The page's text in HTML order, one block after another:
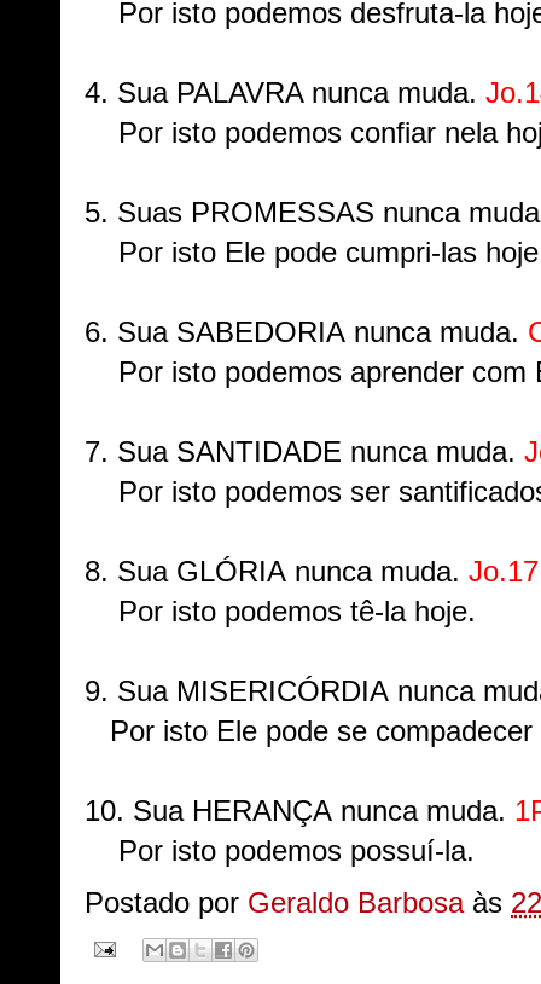
Por isto podemos desfruta-la
4. Sua PALAVRA nunca muda.
Por isto podemos confiar nela
5. Suas PROMESSAS nunca
Por isto Ele pode cumpri-las
6. Sua SABEDORIA nunca muda.
Por isto podemos aprender com
7. Sua SANTIDADE nunca muda.
Por isto podemos ser
8. Sua GLÓRIA nunca muda.
Por isto podemos tê-la hoje.
9. Sua MISERICÓRDIA nunca
Por isto Ele pode se compadecer
10. Sua HERANÇA nunca muda.
Por isto podemos possuí-la.
Postado por Geraldo Barbosa às